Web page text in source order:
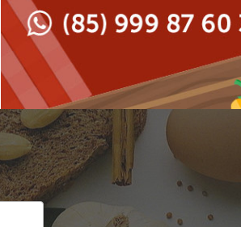
Francesa
Hamburguerias e
Sanduicherias
Internacional
Lanchonetes
Massas
Padarias e Confeitarias